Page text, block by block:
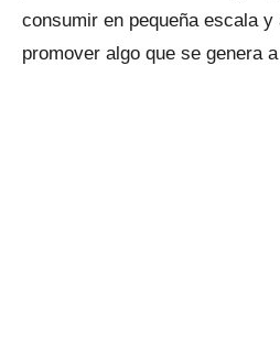
consumir en pequeña escala
promover algo que se genera